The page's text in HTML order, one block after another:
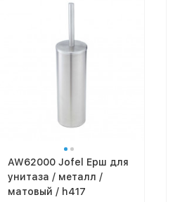
AW62000 Jofel Ерш для
унитаза / металл /
матовый / h417